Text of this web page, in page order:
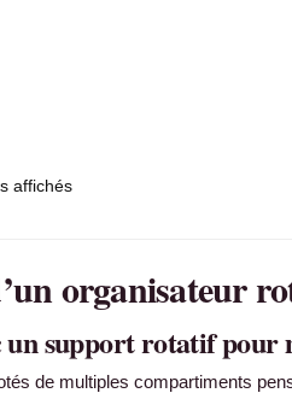
affichés
organisateur
un support rotatif pour
de multiples compartiments